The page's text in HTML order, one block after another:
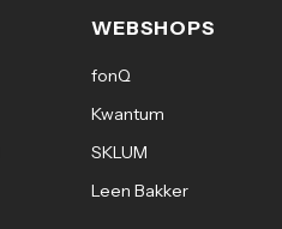
WEBSHOPS
fonQ
Kwantum
SKLUM
Leen Bakker